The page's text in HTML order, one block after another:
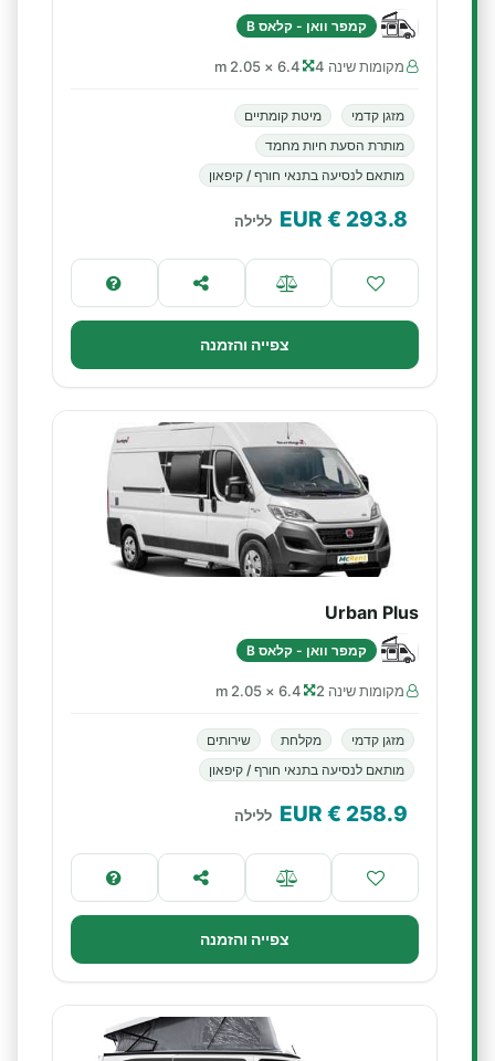
קמפר וואן - קלאס B
מקומות שינה 4 6.4 × 2.05 m
מזגן קדמי
מיטת קומתיים
מותרת הסעת חיות מחמד
מותאם לנסיעה בתנאי חורף / קיפאון
293.8
€ EUR ללילה
צפייה והזמנה
Urban Plus
קמפר וואן - קלאס B
מקומות שינה 2 6.4 × 2.05 m
מזגן קדמי מקלחת
שירותים
מותאם לנסיעה בתנאי חורף / קיפאון
258.9
€ EUR ללילה
צפייה והזמנה